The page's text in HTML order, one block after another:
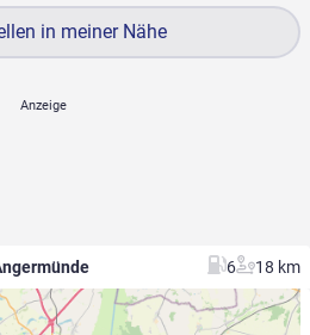
in meiner Nähe
6 18 km